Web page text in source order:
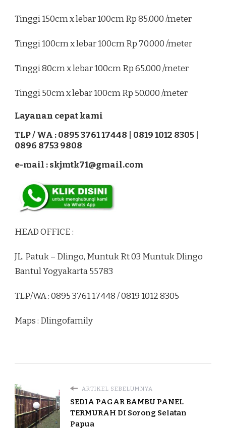
Tinggi 150cm x lebar 100cm Rp 85.000 /meter
Tinggi 100cm x lebar 100cm Rp 70.000 /meter
Tinggi 80cm x lebar 100cm Rp 65.000 /meter
Tinggi 50cm x lebar 100cm Rp 50.000 /meter
Layanan cepat kami
TLP / WA : 0895 3761 17448 | 0819 1012 8305 |
0896 8753 9808
e-mail : skjmtk71@gmail.com
HEAD OFFICE :
JL. Patuk – Dlingo, Muntuk Rt 03 Muntuk Dlingo
Bantul Yogyakarta 55783
TLP/WA : 0895 3761 17448 / 0819 1012 8305
Maps : Dlingofamily
ARTIKEL SEBELUMNYA
SEDIA PAGAR BAMBU PANEL
TERMURAH DI Sorong Selatan
Papua